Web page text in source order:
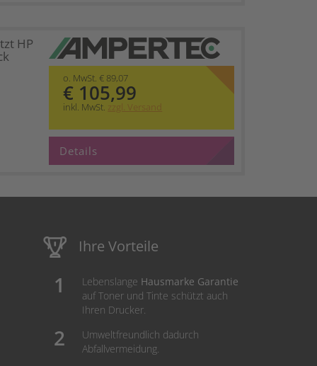
HP
o. MwSt. € 89,07
€ 105,99
inkl. MwSt. zzgl. Versand
Details
Ihre Vorteile
Lebenslange Hausmarke Garantie
auf Toner und Tinte schützt auch
Ihren Drucker.
Umweltfreundlich dadurch
Abfallvermeidung.